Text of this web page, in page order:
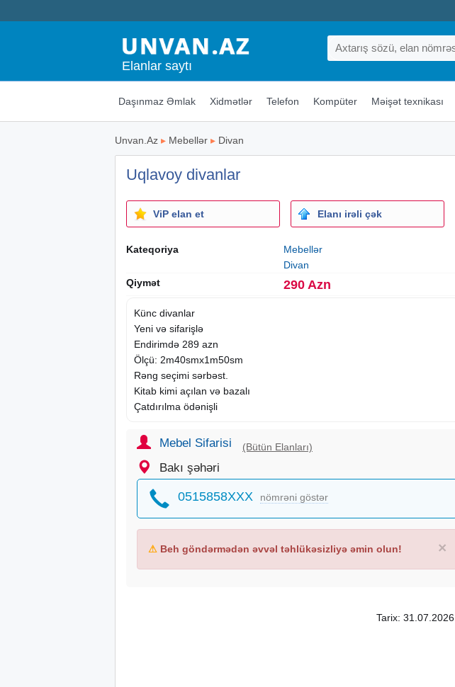
Elanlar saytı
Daşınmaz Əmlak Xidmətlər Telefon Kompüter Məişət texnikası
Unvan.Az ▸ Mebellər ▸ Divan
Uqlavoy divanlar
ViP elan et Elanı irəli çək
Kateqoriya
Mebellər
Divan
Qiymət
290 Azn
Künc divanlar
Yeni və sifarişlə
Endirimdə 289 azn
Ölçü: 2m40smx1m50sm
Rəng seçimi sərbəst.
Kitab kimi açılan və bazalı
Çatdırılma ödənişli
Mebel Sifarisi (Bütün Elanları)
Bakı şəhəri
0515858XXX nömrəni göstər
×
⚠ Beh göndərmədən əvvəl təhlükəsizliyə əmin olun!
Tarix: 31.07.2026